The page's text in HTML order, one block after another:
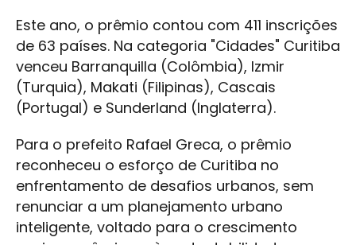
Este ano, o prêmio contou com 411 inscrições
de 63 países. Na categoria "Cidades" Curitiba
venceu Barranquilla (Colômbia), Izmir
(Turquia), Makati (Filipinas), Cascais
(Portugal) e Sunderland (Inglaterra).
Para o prefeito Rafael Greca, o prêmio
reconheceu o esforço de Curitiba no
enfrentamento de desafios urbanos, sem
renunciar a um planejamento urbano
inteligente, voltado para o crescimento